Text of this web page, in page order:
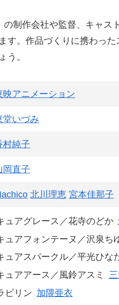
の制作会社や監督、キャ
す。作品づくりに携わっ
う。
映アニメーション
堂いづみ
村純子
岡直子
北川理恵 宮本佳那子
ュアグレース／花寺のどか
ュアフォンテーヌ／沢泉ち
ュアスパークル／平光ひな
ュアアース／風鈴アスミ
ビリン 加隈亜衣